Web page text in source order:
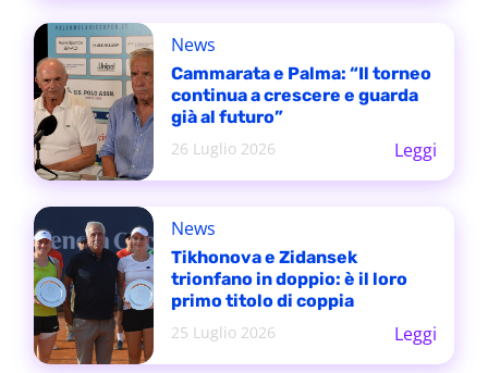
News
Cammarata e Palma: “Il torneo
continua a crescere e guarda
già al futuro”
26 Luglio 2026
Leggi
News
Tikhonova e Zidansek
trionfano in doppio: è il loro
primo titolo di coppia
25 Luglio 2026
Leggi